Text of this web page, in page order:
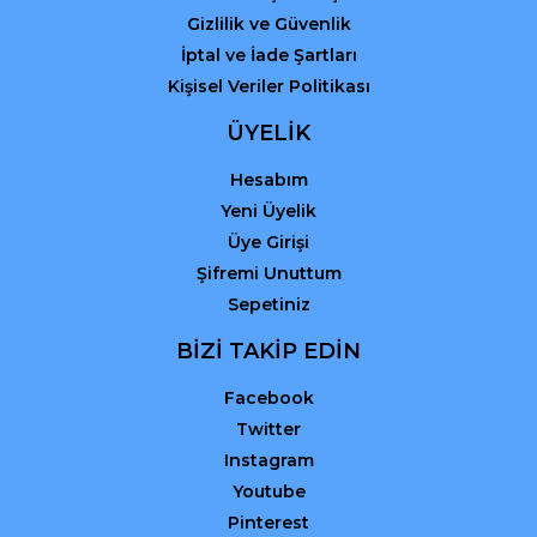
Gizlilik ve Güvenlik
İptal ve İade Şartları
Kişisel Veriler Politikası
ÜYELİK
Hesabım
Yeni Üyelik
Üye Girişi
Şifremi Unuttum
Sepetiniz
BİZİ TAKİP EDİN
Facebook
Twitter
Instagram
Youtube
Pinterest